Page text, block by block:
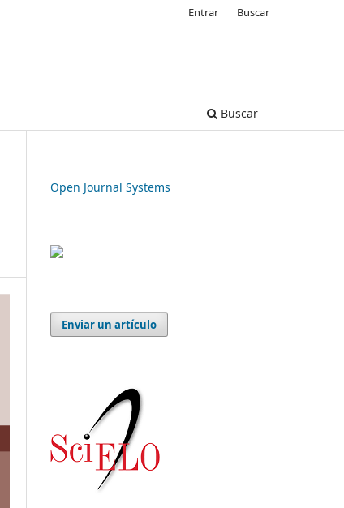
Buscar
Entrar Buscar
Open Journal Systems
Enviar un artículo